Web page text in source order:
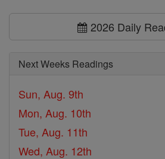
2026 Daily
Next Weeks Readings
Sun, Aug. 9th
Mon, Aug. 10th
Tue, Aug. 11th
Wed, Aug. 12th